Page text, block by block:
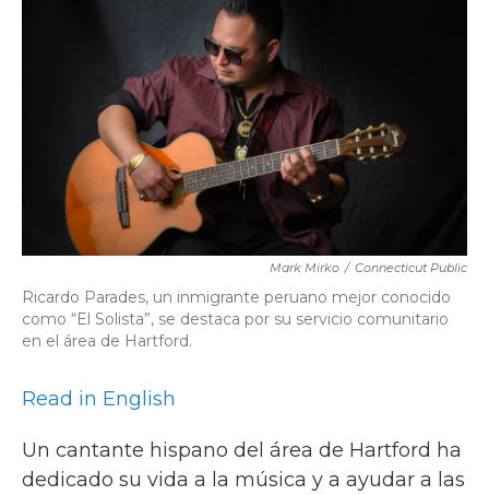
Mark Mirko / Connecticut Public
Ricardo Parades, un inmigrante peruano mejor conocido
como “El Solista”, se destaca por su servicio comunitario
en el área de Hartford.
Read in English
Un cantante hispano del área de Hartford ha
dedicado su vida a la música y a ayudar a las